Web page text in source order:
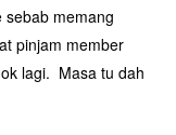
sebab memang
pinjam member
lagi. Masa tu dah